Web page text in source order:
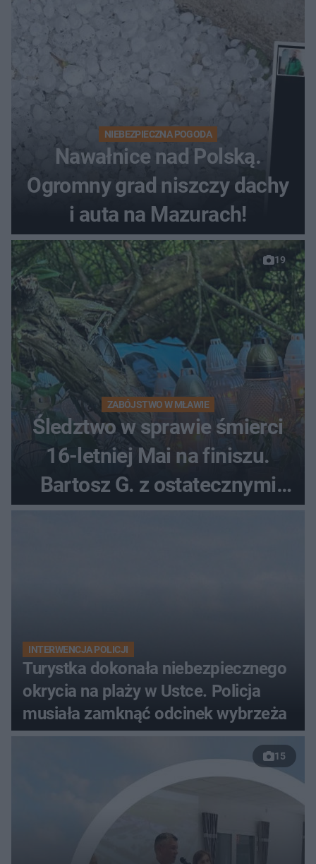
NIEBEZPIECZNA POGODA
Nawałnice nad Polską.
Ogromny grad niszczy dachy
i auta na Mazurach!
19
ZABÓJSTWO W MŁAWIE
Śledztwo w sprawie śmierci
16-letniej Mai na finiszu.
Bartosz G. z ostatecznymi
zarzutami
INTERWENCJA POLICJI
Turystka dokonała niebezpiecznego
okrycia na plaży w Ustce. Policja
musiała zamknąć odcinek wybrzeża
15